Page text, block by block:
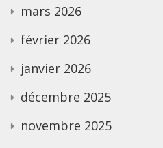
mars 2026
février 2026
janvier 2026
décembre 2025
novembre 2025